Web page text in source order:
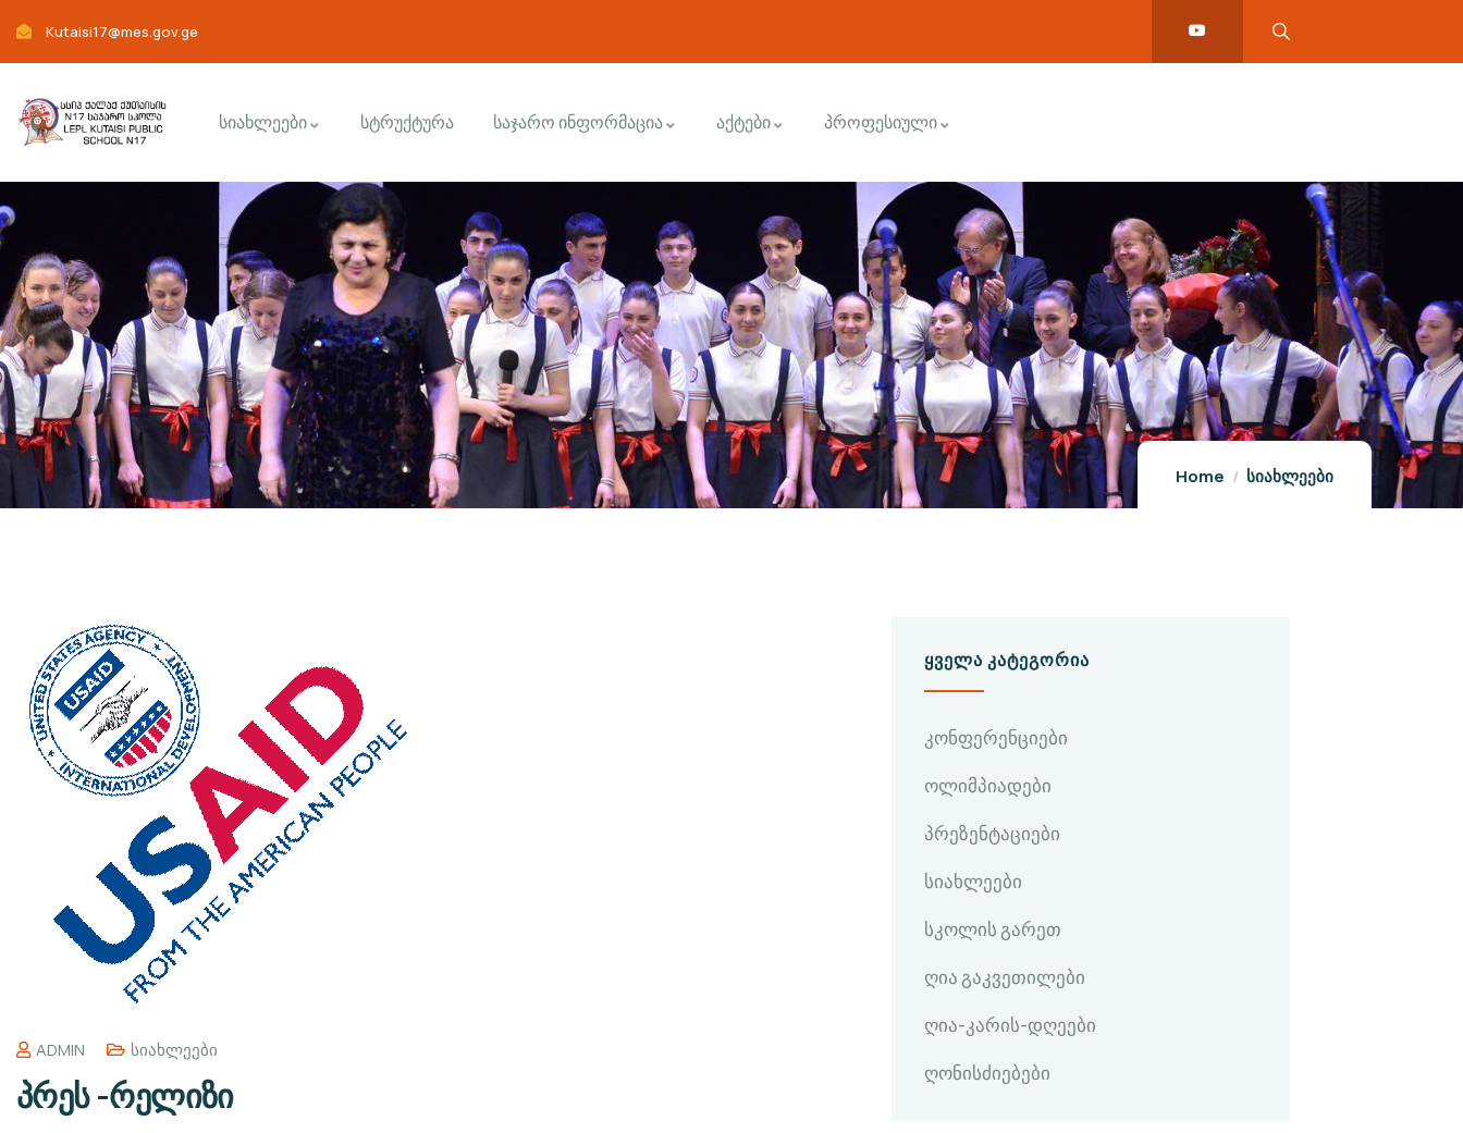
Kutaisi17@mes.gov.ge
სიახლეები სტრუქტურა საჯარო ინფორმაცია აქტები პროფესიული
Home სიახლეები
ADMIN Სიახლეები
პრეს -რელიზი
ᲧᲕᲔᲚᲐ ᲙᲐᲢᲔᲒᲝᲠᲘᲐ
კონფერენციები
ოლიმპიადები
პრეზენტაციები
სიახლეები
სკოლის გარეთ
ღია გაკვეთილები
ღია-კარის-დღეები
ღონისძიებები